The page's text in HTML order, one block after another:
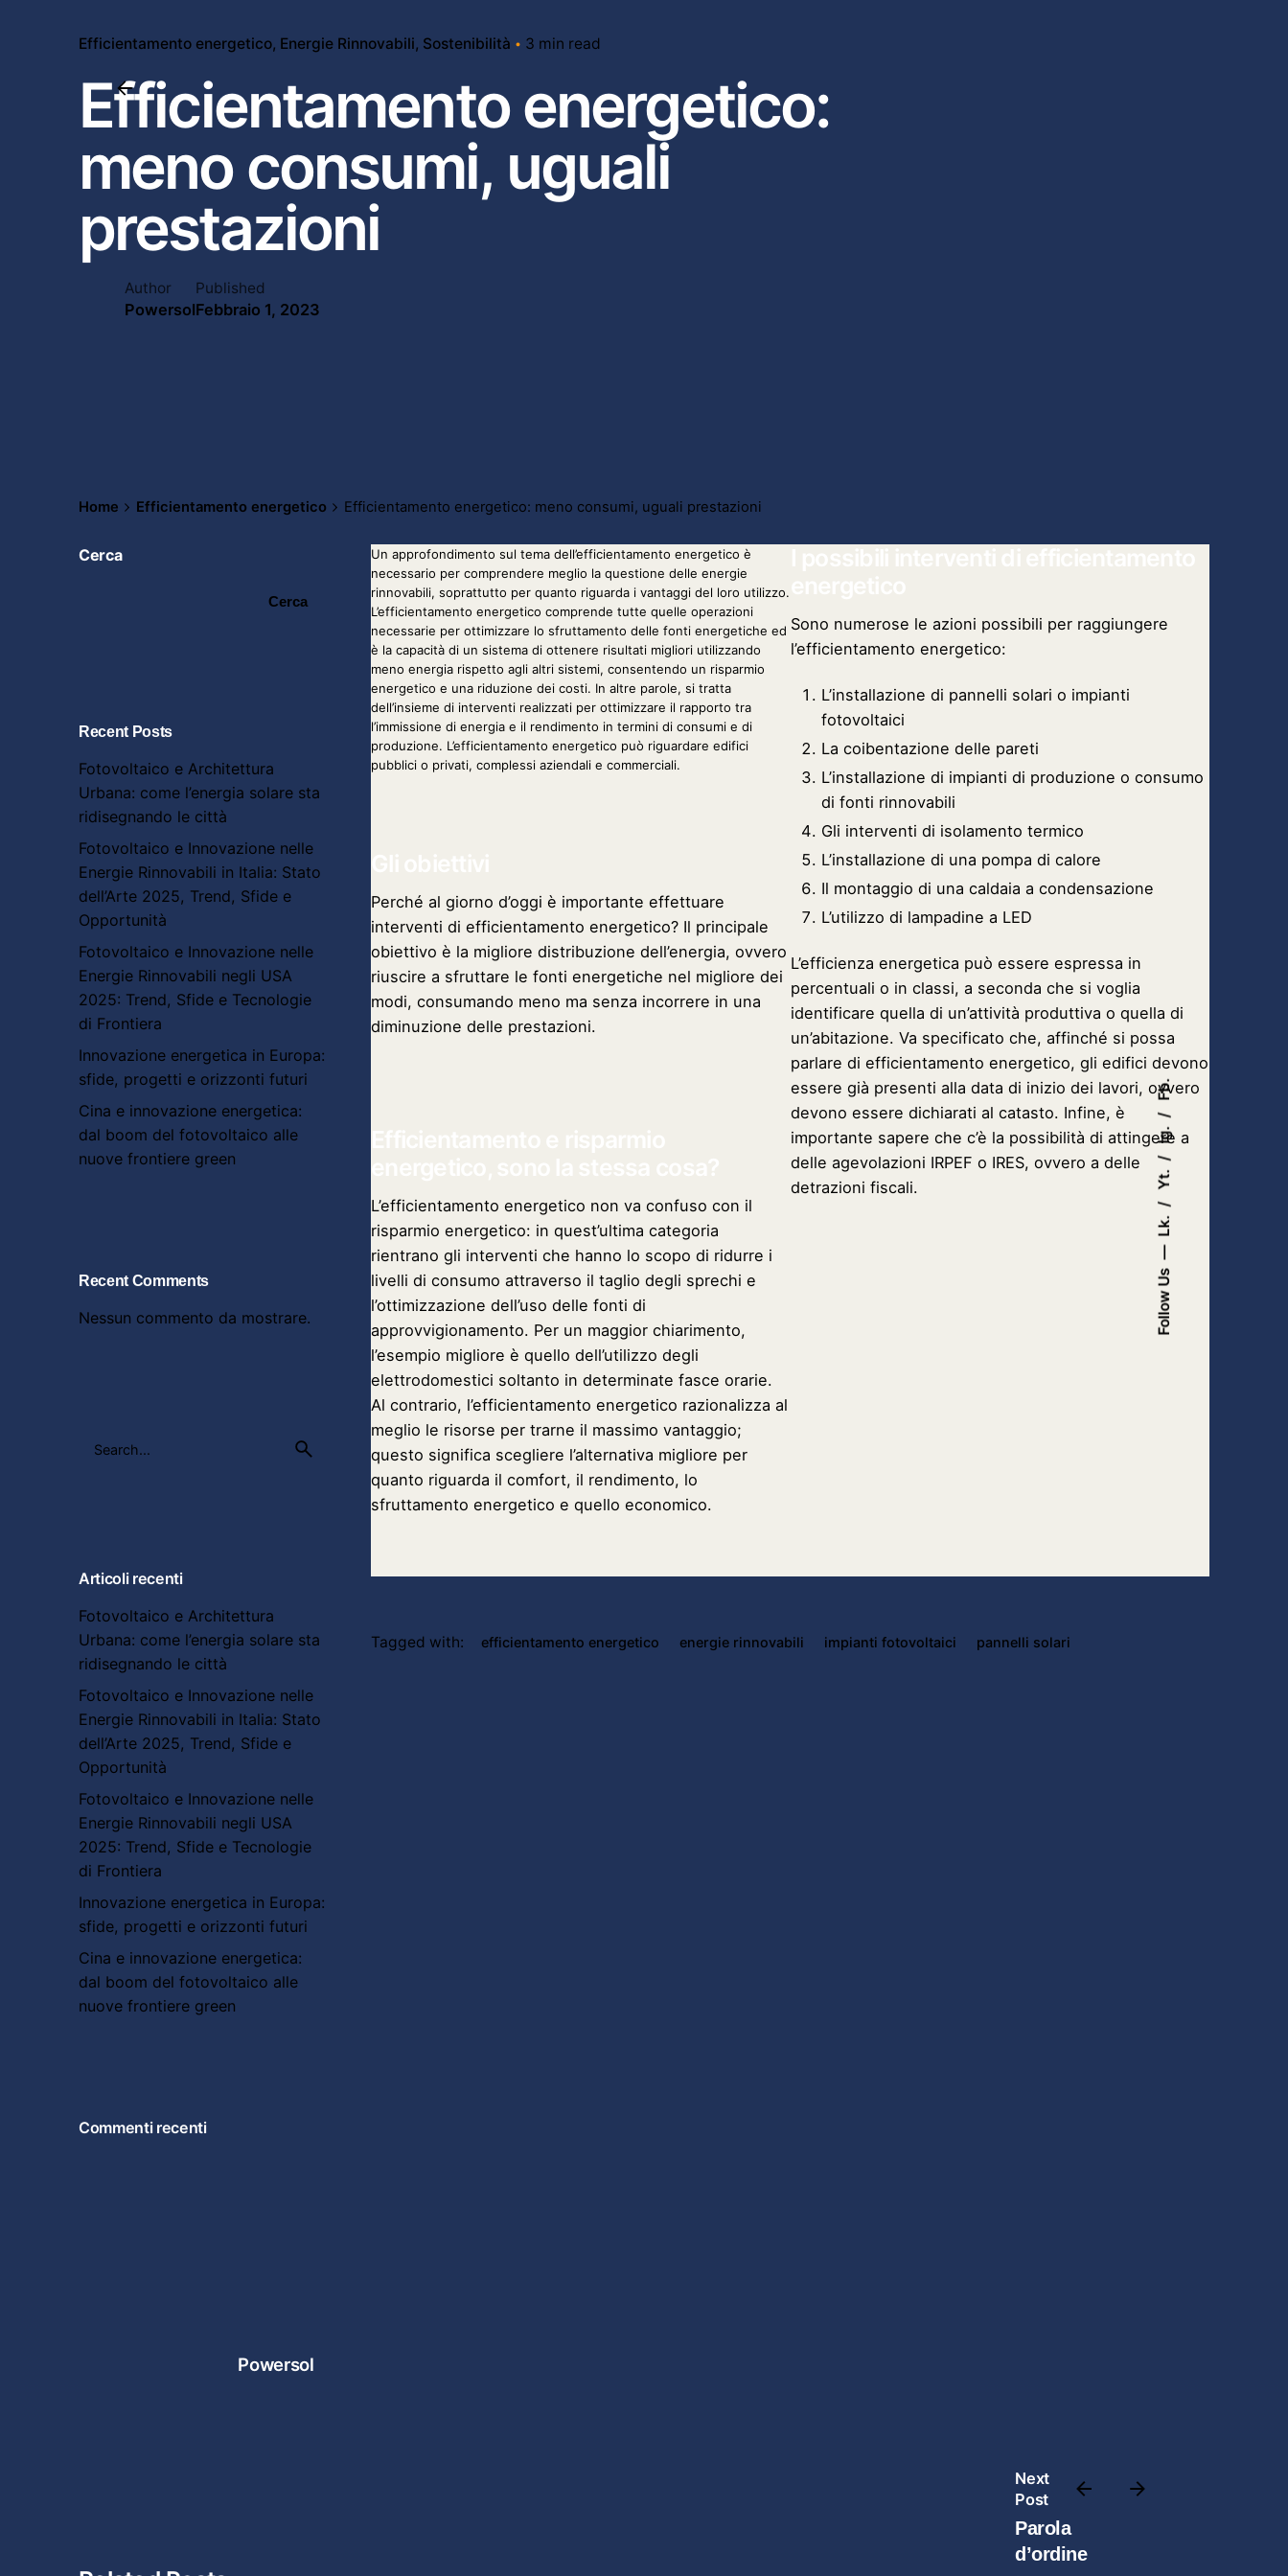
Follow Us
Lk.
Yt.
Ig.
Fb.
Efficientamento energetico Energie Rinnovabili Sostenibilità 3 min read
Efficientamento energetico:
meno consumi, uguali
prestazioni
Author
Powersol
Published
Febbraio 1, 2023
Home Efficientamento energetico Efficientamento energetico: meno consumi, uguali prestazioni
Cerca
Cerca
Recent Posts
Fotovoltaico e Architettura
Urbana: come l’energia solare sta
ridisegnando le città
Fotovoltaico e Innovazione nelle
Energie Rinnovabili in Italia: Stato
dell’Arte 2025, Trend, Sfide e
Opportunità
Fotovoltaico e Innovazione nelle
Energie Rinnovabili negli USA
2025: Trend, Sfide e Tecnologie
di Frontiera
Innovazione energetica in Europa:
sfide, progetti e orizzonti futuri
Cina e innovazione energetica:
dal boom del fotovoltaico alle
nuove frontiere green
Recent Comments
Nessun commento da mostrare.
for
Articoli recenti
Fotovoltaico e Architettura
Urbana: come l’energia solare sta
ridisegnando le città
Fotovoltaico e Innovazione nelle
Energie Rinnovabili in Italia: Stato
dell’Arte 2025, Trend, Sfide e
Opportunità
Fotovoltaico e Innovazione nelle
Energie Rinnovabili negli USA
2025: Trend, Sfide e Tecnologie
di Frontiera
Innovazione energetica in Europa:
sfide, progetti e orizzonti futuri
Cina e innovazione energetica:
dal boom del fotovoltaico alle
nuove frontiere green
Commenti recenti
Un approfondimento sul tema dell’efficientamento energetico è
necessario per comprendere meglio la questione delle energie
rinnovabili, soprattutto per quanto riguarda i vantaggi del loro utilizzo.
L’efficientamento energetico comprende tutte quelle operazioni
necessarie per ottimizzare lo sfruttamento delle fonti energetiche ed
è la capacità di un sistema di ottenere risultati migliori utilizzando
meno energia rispetto agli altri sistemi, consentendo un risparmio
energetico e una riduzione dei costi. In altre parole, si tratta
dell’insieme di interventi realizzati per ottimizzare il rapporto tra
l’immissione di energia e il rendimento in termini di consumi e di
produzione. L’efficientamento energetico può riguardare edifici
pubblici o privati, complessi aziendali e commerciali.
Perché al giorno d’oggi è importante effettuare
interventi di efficientamento energetico? Il principale
obiettivo è la migliore distribuzione dell’energia, ovvero
riuscire a sfruttare le fonti energetiche nel migliore dei
modi, consumando meno ma senza incorrere in una
diminuzione delle prestazioni.
L’efficientamento energetico non va confuso con il
risparmio energetico: in quest’ultima categoria
rientrano gli interventi che hanno lo scopo di ridurre i
livelli di consumo attraverso il taglio degli sprechi e
l’ottimizzazione dell’uso delle fonti di
approvvigionamento. Per un maggior chiarimento,
l’esempio migliore è quello dell’utilizzo degli
elettrodomestici soltanto in determinate fasce orarie.
Al contrario, l’efficientamento energetico razionalizza al
meglio le risorse per trarne il massimo vantaggio;
questo significa scegliere l’alternativa migliore per
quanto riguarda il comfort, il rendimento, lo
sfruttamento energetico e quello economico.
Sono numerose le azioni possibili per raggiungere
l’efficientamento energetico:
L’installazione di pannelli solari o impianti
fotovoltaici
La coibentazione delle pareti
L’installazione di impianti di produzione o consumo
di fonti rinnovabili
Gli interventi di isolamento termico
L’installazione di una pompa di calore
Il montaggio di una caldaia a condensazione
L’utilizzo di lampadine a LED
L’efficienza energetica può essere espressa in
percentuali o in classi, a seconda che si voglia
identificare quella di un’attività produttiva o quella di
un’abitazione. Va specificato che, affinché si possa
parlare di efficientamento energetico, gli edifici devono
essere già presenti alla data di inizio dei lavori, ovvero
devono essere dichiarati al catasto. Infine, è
importante sapere che c’è la possibilità di attingere a
delle agevolazioni IRPEF o IRES, ovvero a delle
detrazioni fiscali.
Tagged with: efficientamento energetico energie rinnovabili impianti fotovoltaici pannelli solari
Powersol
Next
Post
Parola
d’ordine